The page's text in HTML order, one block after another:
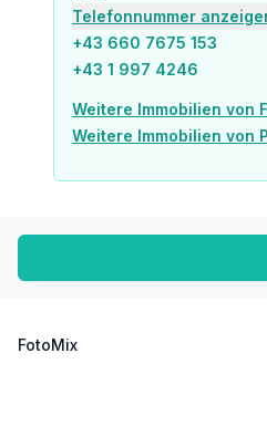
Telefonnummer
+43 660 7675 153
+43 1 997 4246
Weitere Immobilien von
Weitere Immobilien von
FotoMix